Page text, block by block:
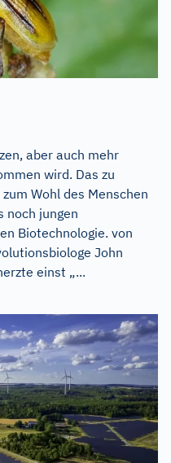
aber auch mehr
wird. Das zu
Wohl des Menschen
noch jungen
Biotechnologie. von
John
einst „...